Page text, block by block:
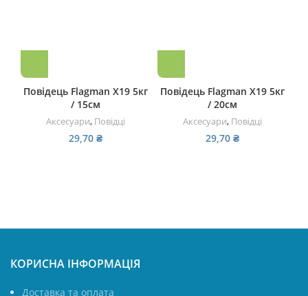
Повідець Flagman X19 5кг
/ 15см
Аксесуари, Повідці
29,70 ₴
Повідець Flagman X19 5кг
/ 20см
Аксесуари, Повідці
29,70 ₴
КОРИСНА ІНФОРМАЦІЯ
Доставка та оплата